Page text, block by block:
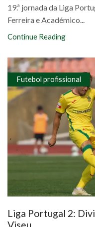
19.ª jornada da Liga
Ferreira e Académico...
Continue Reading
Futebol profissional
Liga Portugal 2: